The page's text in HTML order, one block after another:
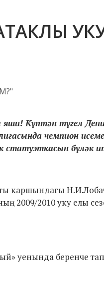
яши!Күптән түгел
чемпион
статуэткасын бүләк
каршындагы
2009/2010 уку елы
уенында беренче